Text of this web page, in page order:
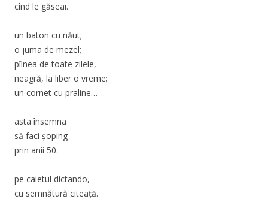
cînd le găseai.
un baton cu năut;
o juma de mezel;
pîinea de toate zilele,
neagră, la liber o vreme;
un cornet cu praline…
asta însemna
să faci şoping
prin anii 50.
pe caietul dictando,
cu semnătură citeaţă.